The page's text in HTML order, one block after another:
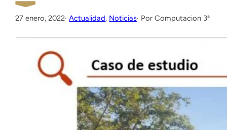
27 enero, 2022·Actualidad, Noticias Computacion 3ª